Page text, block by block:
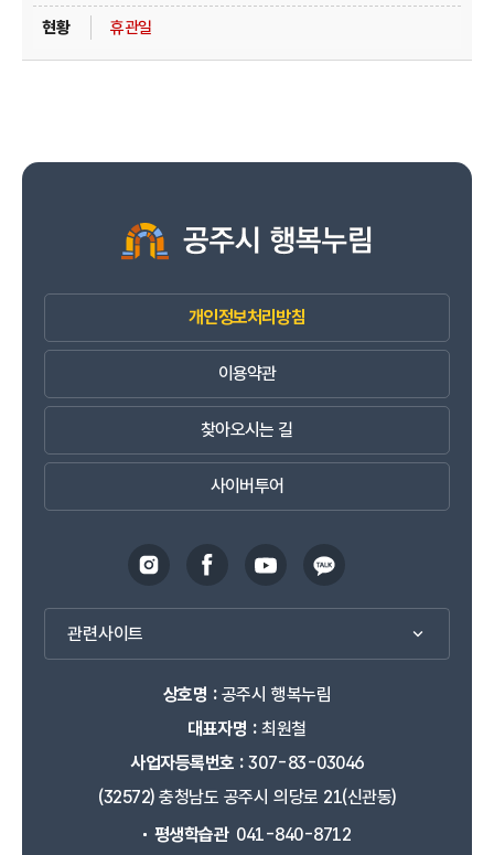
휴관일
개인정보처리방침
이용약관
찾아오시는 길
사이버투어
관련사이트
상호명 :공주시 행복누림
대표자명 :최원철
사업자등록번호 :307-83-03046
(32572) 충청남도 공주시 의당로 21(신관동)
평생학습관 041-840-8712